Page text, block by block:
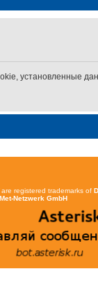
установленные
registered trademarks of
Netzwerk GmbH